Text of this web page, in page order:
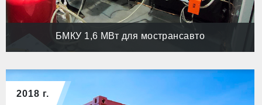
БМКУ 1,6 МВт для мострансавто
2018 г.